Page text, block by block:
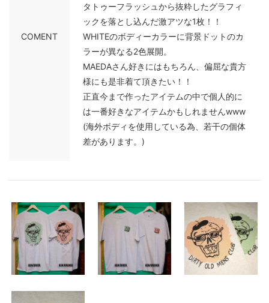
COMENT
タトゥーフラッシュから抜粋したグラフィ
ックを落とし込んだ激アツな1枚！！
WHITEのボディーカラーに背景ドットのカ
ラーが異なる2色展開。
MAEDAさん好きにはもちろん、偏屈な貴方
様にも是非着て頂きたい！！
正直今まで作ったアイテムの中で個人的に
は一番好きなアイテムかもしれませんwww
(海外ボディを使用している為、若干の個体
差があります。)